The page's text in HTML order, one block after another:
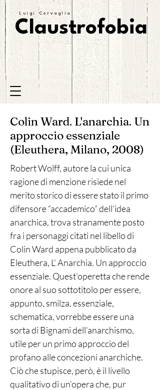
Luigi Corvaglia
Claustrofobia
Colin Ward. L'anarchia. Un
approccio essenziale
(Eleuthera, Milano, 2008)
Robert Wolff, autore la cui unica
ragione di menzione risiede nel
merito storico di essere stato il primo
difensore “accademico” dell’idea
anarchica, trova stranamente posto
fra i personaggi citati nel libello di
Colin Ward appena pubblicato da
Eleuthera, L’ Anarchia. Un approccio
essenziale. Quest’operetta che rende
onore al suo sottotitolo per essere,
appunto, smilza, essenziale,
schematica, vorrebbe essere una
sorta di Bignami dell’anarchismo,
utile per un primo approccio del
profano alle concezioni anarchiche.
Ciò che stupisce, però, è il livello
qualitativo di un’opera che, pur